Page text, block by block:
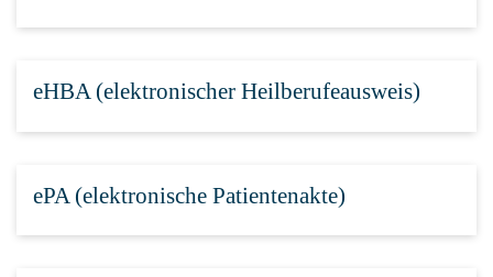
eHBA (elektronischer Heilberufeausweis)
ePA (elektronische Patientenakte)